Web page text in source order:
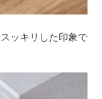
ッキリした印象で